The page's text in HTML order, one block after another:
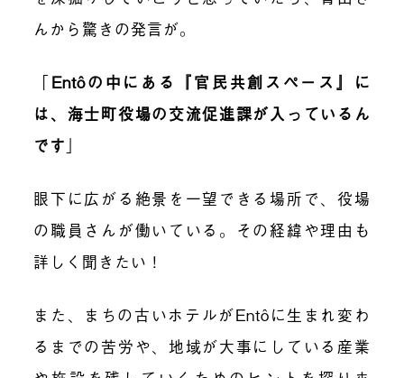
んから驚きの発言が。
「 Entôの中にある『官民共創スペース』に
は、海士町役場の交流促進課が入っているん
です 」
眼下に広がる絶景を一望できる場所で、役場
の職員さんが働いている。その経緯や理由も
詳しく聞きたい！
また、まちの古いホテルがEntôに生まれ変わ
るまでの苦労や、地域が大事にしている産業